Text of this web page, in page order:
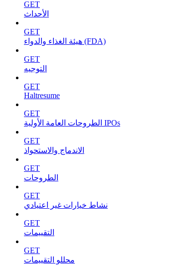
GET
الأحداث
GET
هيئة الغذاء والدواء (FDA)
GET
التوجيه
GET
Haltresume
GET
الطروحات العامة الأولية IPOs
GET
الاندماج والاستحواذ
GET
الطروحات
GET
نشاط خيارات غير اعتيادي
GET
التقييمات
GET
محللو التقييمات